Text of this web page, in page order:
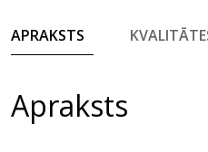
APRAKSTS
Apraksts